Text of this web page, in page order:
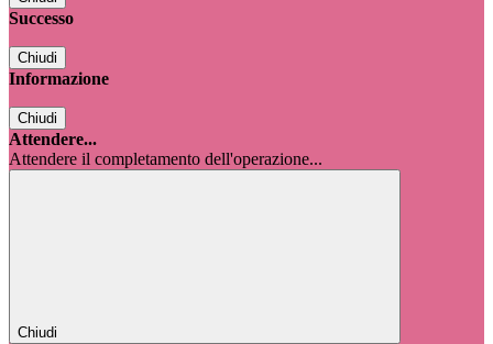
Successo
Chiudi
Informazione
Chiudi
Attendere...
Attendere il completamento dell'operazione...
Chiudi